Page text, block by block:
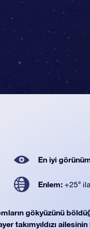
En iyi
Enlem: +25°
gökyüzünü
takımyıldızı ailesinin